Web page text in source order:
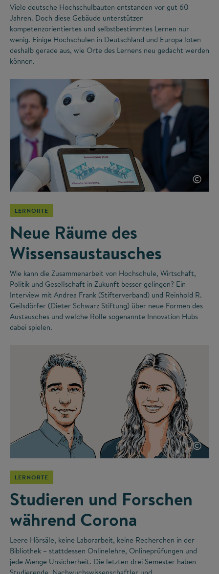
Viele deutsche Hochschulbauten entstanden vor gut 60
Jahren. Doch diese Gebäude unterstützen
kompetenzorientiertes und selbstbestimmtes Lernen nur
wenig. Einige Hochschulen in Deutschland und Europa loten
deshalb gerade aus, wie Orte des Lernens neu gedacht werden
können.
©
LERNORTE
Neue Räume des
Wissensaustausches
Wie kann die Zusammenarbeit von Hochschule, Wirtschaft,
Politik und Gesellschaft in Zukunft besser gelingen? Ein
Interview mit Andrea Frank (Stifterverband) und Reinhold R.
Geilsdörfer (Dieter Schwarz Stiftung) über neue Formen des
Austausches und welche Rolle sogenannte Innovation Hubs
dabei spielen.
©
LERNORTE
Studieren und Forschen
während Corona
Leere Hörsäle, keine Laborarbeit, keine Recherchen in der
Bibliothek – stattdessen Onlinelehre, Onlineprüfungen und
jede Menge Unsicherheit. Die letzten drei Semester haben